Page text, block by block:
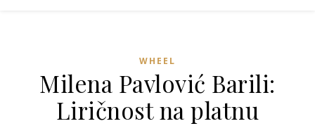
WHEEL
Milena Pavlović Barili:
Liričnost na platnu